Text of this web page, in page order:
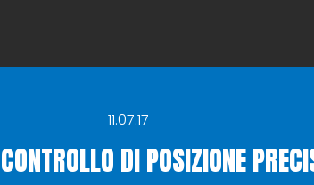
11.07.17
DI POSIZIONE